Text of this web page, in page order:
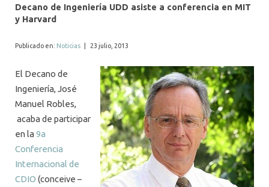
ALUMNI
MEDIOS
EVENTOS
Decano de Ingeniería UDD asiste a conferencia en MIT
y Harvard
Publicado en: Noticias 23 julio, 2013
El Decano de
Ingeniería, José
Manuel Robles,
acaba de participar
en la 9a
Conferencia
Internacional de
CDIO (conceive –